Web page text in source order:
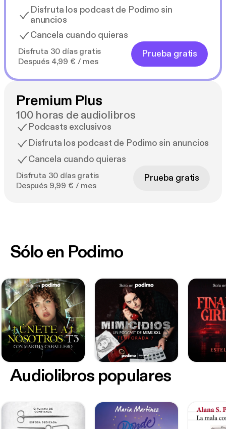
Disfruta los podcast de Podimo sin
anuncios
Cancela cuando quieras
Disfruta 30 días gratis
Después 4,99 € / mes
Prueba gratis
Premium Plus
100 horas de audiolibros
Podcasts exclusivos
Disfruta los podcast de Podimo sin anuncios
Cancela cuando quieras
Disfruta 30 días gratis
Después 9,99 € / mes
Prueba gratis
Sólo en Podimo
Audiolibros populares